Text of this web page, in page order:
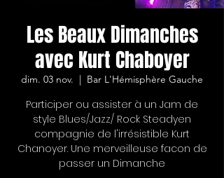
Les Beaux Dimanches
avec Kurt Chaboyer
dim. 03 nov. Bar L'Hémisphère Gauche
Participer ou assister à un Jam de
style Blues/Jazz/ Rock Steadyen
compagnie de l'irrésistible Kurt
Chanoyer. Une merveilleuse facon de
passer un Dimanche